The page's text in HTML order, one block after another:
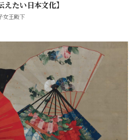
たい日本文化】
女王殿下